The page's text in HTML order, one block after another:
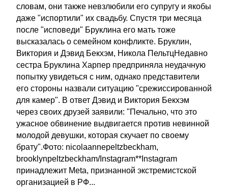
словам, они также невзлюбили его супругу и якобы
даже "испортили" их свадьбу. Спустя три месяца
после "исповеди" Бруклина его мать тоже
высказалась о семейном конфликте. Бруклин,
Виктория и Дэвид Бекхэм, Никола ПельтцНедавно
сестра Бруклина Харпер предприняла неудачную
попытку увидеться с ним, однако представители
его стороны назвали ситуацию "срежиссированной
для камер". В ответ Дэвид и Виктория Бекхэм
через своих друзей заявили: "Печально, что это
ужасное обвинение выдвигается против невинной
молодой девушки, которая скучает по своему
брату".Фото: nicolaannepeltzbeckham,
brooklynpeltzbeckham/Instagram**Instagram
принадлежит Meta, признанной экстремистской
организацией в РФ...